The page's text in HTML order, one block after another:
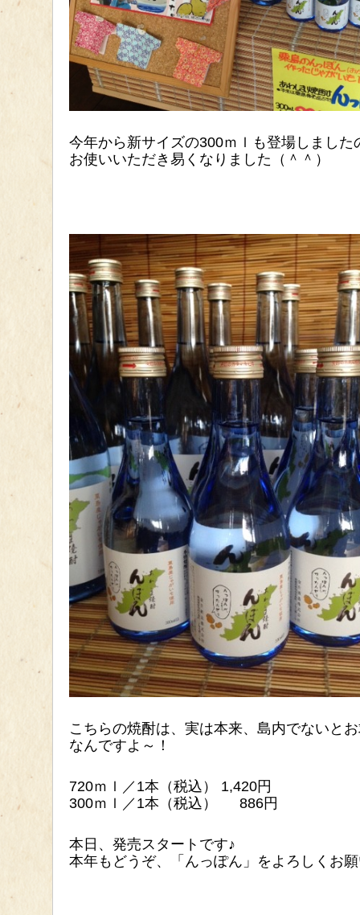
今年から新サイズの300ｍｌも登場しまし
お使いいただき易くなりました（＾＾）
こちらの焼酎は、実は本来、島内でないと
なんですよ～！
720ｍｌ／1本（税込） 1,420円
300ｍｌ／1本（税込） 886円
本日、発売スタートです♪
本年もどうぞ、「んっぽん」をよろしくお